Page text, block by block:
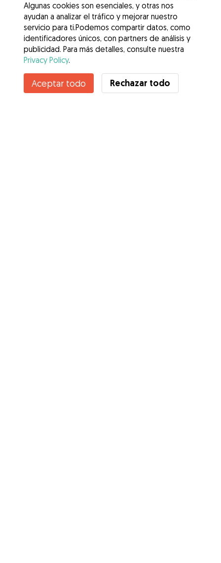
Algunas cookies son esenciales, y otras nos
ayudan a analizar el tráfico y mejorar nuestro
servicio para ti.Podemos compartir datos, como
identificadores únicos, con partners de análisis y
publicidad. Para más detalles, consulte nuestra
Privacy Policy.
Aceptar todo Rechazar todo